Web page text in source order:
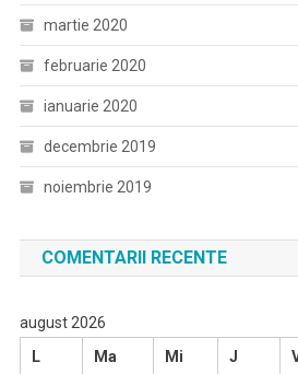
martie 2020
februarie 2020
ianuarie 2020
decembrie 2019
noiembrie 2019
COMENTARII RECENTE
august 2026
L
Ma Mi J